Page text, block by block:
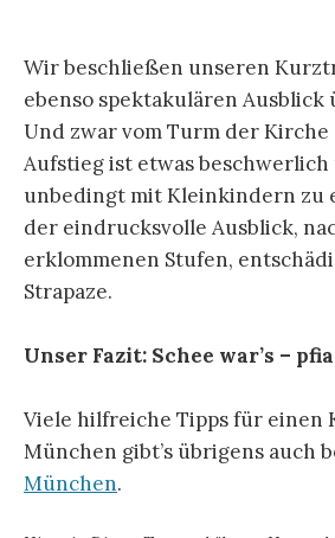
Wir beschließen unseren
ebenso spektakulären Ausblick
Und zwar vom Turm der Kirche
Aufstieg ist etwas
unbedingt mit Kleinkindern zu
der eindrucksvolle Ausblick,
erklommenen Stufen,
Strapaze.
Unser Fazit: Schee war’s –
Viele hilfreiche Tipps für einen
München gibt’s übrigens auch
München.